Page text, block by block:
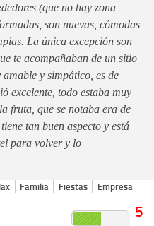
(que no hay zona
son nuevas, cómodas
La única excepción son
te acompañaban de un sitio
y simpático, es de
excelente, todo estaba muy
fruta, que se notaba era de
tan buen aspecto y está
para volver y lo
Familia Fiestas Empresa
5